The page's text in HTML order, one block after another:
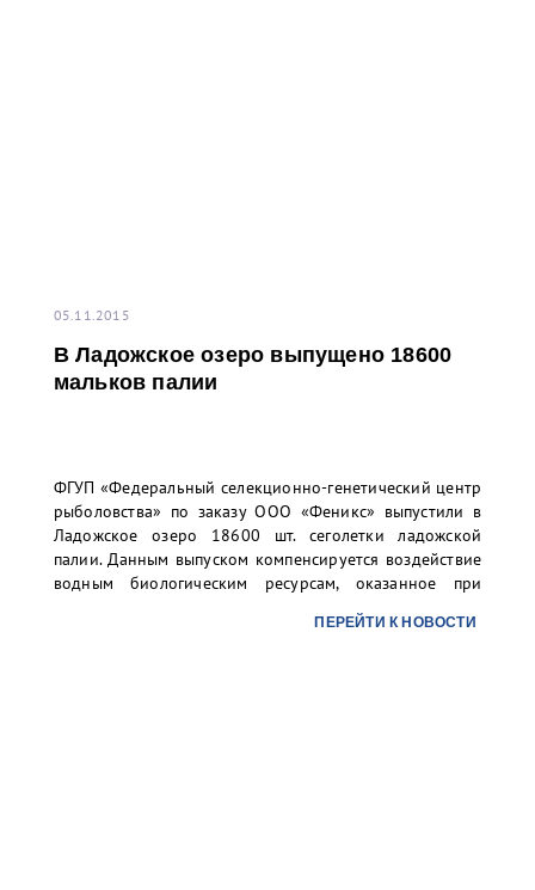
05.11.2015
В Ладожское озеро выпущено 18600
мальков палии
ФГУП «Федеральный селекционно-генетический центр
рыболовства» по заказу ООО «Феникс» выпустили в
Ладожское озеро 18600 шт. сеголетки ладожской
палии. Данным выпуском компенсируется воздействие
водным биологическим ресурсам, оказанное при
перегрузочного комплекса (ММПК) «Бронка» (Большой
ПЕРЕЙТИ К НОВОСТИ